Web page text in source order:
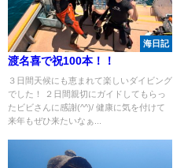
海日記
渡名喜で祝100本！！
３日間天候にも恵まれて楽しいダイビング
でした！ ２日間親切にガイドしてもらっ
たビビさんに感謝(^^)/ 健康に気を付けて
来年もぜひ来たいなぁ...